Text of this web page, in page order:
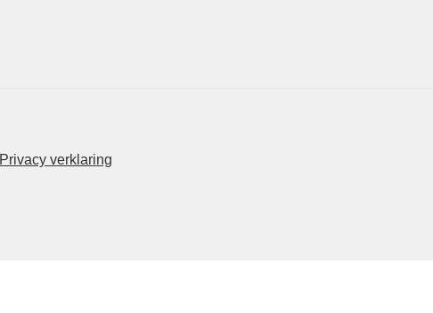
verklaring